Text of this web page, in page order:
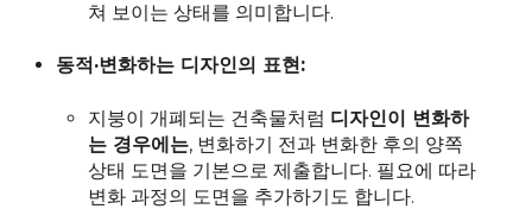
쳐 보이는 상태를 의미합니다.
동적·변화하는 디자인의 표현:
지붕이 개폐되는 건축물처럼 디자인이 변화하
는 경우에는, 변화하기 전과 변화한 후의 양쪽
상태 도면을 기본으로 제출합니다. 필요에 따라
변화 과정의 도면을 추가하기도 합니다.